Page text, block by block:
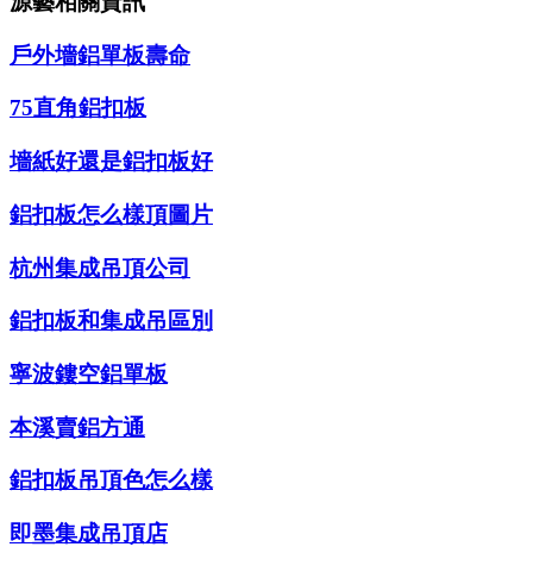
戶外墻鋁單板壽命
75直角鋁扣板
墻紙好還是鋁扣板好
鋁扣板怎么樣頂圖片
杭州集成吊頂公司
鋁扣板和集成吊區別
寧波鏤空鋁單板
本溪賣鋁方通
鋁扣板吊頂色怎么樣
即墨集成吊頂店